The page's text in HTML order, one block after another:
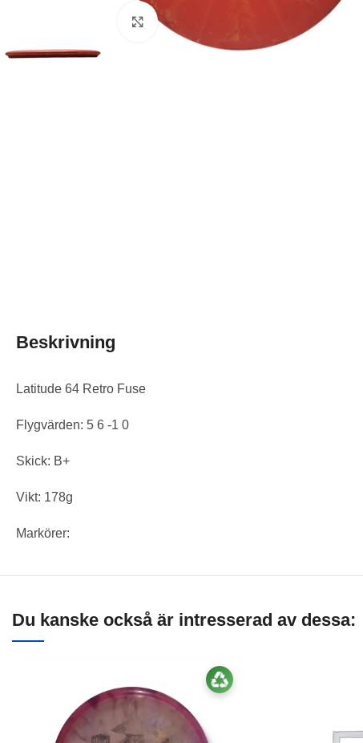
Klicka för att förstora
Beskrivning
Latitude 64 Retro Fuse
Flygvärden: 5 6 -1 0
Skick: B+
Vikt: 178g
Markörer:
Du kanske också är intresserad av dessa: